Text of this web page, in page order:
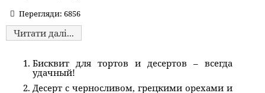
Перегляди: 6856
Читати далі...
Бисквит для тортов и десертов – всегда
удачный!
Десерт с черносливом, грецкими орехами и